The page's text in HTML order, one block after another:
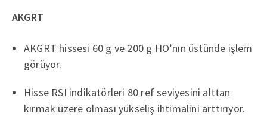
AKGRT
AKGRT hissesi 60 g ve 200 g HO’nın üstünde işlem
görüyor.
Hisse RSI indikatörleri 80 ref seviyesini alttan
kırmak üzere olması yükseliş ihtimalini arttırıyor.